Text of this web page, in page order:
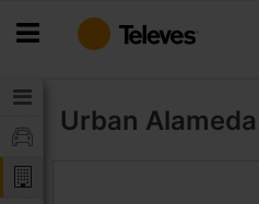
till
Urban Alameda